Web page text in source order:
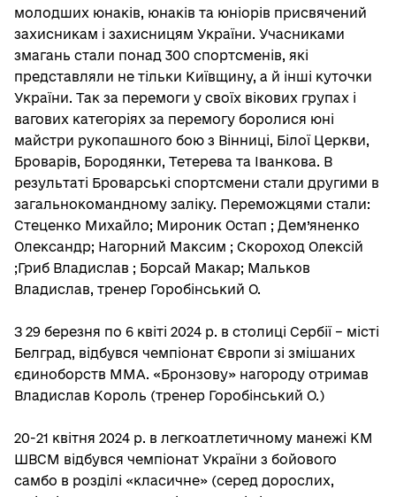
молодших юнаків, юнаків та юніорів присвячений
захисникам і захисницям України. Учасниками
змагань стали понад 300 спортсменів, які
представляли не тільки Київщину, а й інші куточки
України. Так за перемоги у своїх вікових групах і
вагових категоріях за перемогу боролися юні
майстри рукопашного бою з Вінниці, Білої Церкви,
Броварів, Бородянки, Тетерева та Іванкова. В
результаті Броварські спортсмени стали другими в
загальнокомандному заліку. Переможцями стали:
Стеценко Михайло; Мироник Остап ; Дем’яненко
Олександр; Нагорний Максим ; Скороход Олексій
;Гриб Владислав ; Борсай Макар; Мальков
Владислав, тренер Горобінський О.
З 29 березня по 6 квіті 2024 р. в столиці Сербії – місті
Белград, відбувся чемпіонат Європи зі змішаних
єдиноборств ММА. «Бронзову» нагороду отримав
Владислав Король (тренер Горобінський О.)
20-21 квітня 2024 р. в легкоатлетичному манежі КМ
ШВСМ відбувся чемпіонат України з бойового
самбо в розділі «класичне» (серед дорослих,